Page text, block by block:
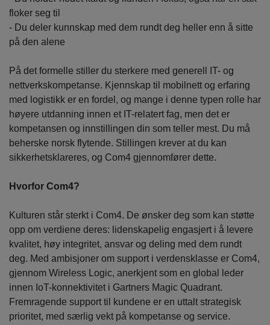
floker seg til
- Du deler kunnskap med dem rundt deg heller enn å sitte
på den alene
På det formelle stiller du sterkere med generell IT- og
nettverkskompetanse. Kjennskap til mobilnett og erfaring
med logistikk er en fordel, og mange i denne typen rolle har
høyere utdanning innen et IT-relatert fag, men det er
kompetansen og innstillingen din som teller mest. Du må
beherske norsk flytende. Stillingen krever at du kan
sikkerhetsklareres, og Com4 gjennomfører dette.
Hvorfor Com4?
Kulturen står sterkt i Com4. De ønsker deg som kan støtte
opp om verdiene deres: lidenskapelig engasjert i å levere
kvalitet, høy integritet, ansvar og deling med dem rundt
deg. Med ambisjoner om support i verdensklasse er Com4,
gjennom Wireless Logic, anerkjent som en global leder
innen IoT-konnektivitet i Gartners Magic Quadrant.
Fremragende support til kundene er en uttalt strategisk
prioritet, med særlig vekt på kompetanse og service.